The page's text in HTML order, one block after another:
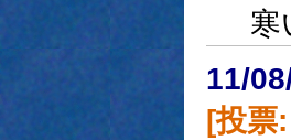
寒
11/
[投票